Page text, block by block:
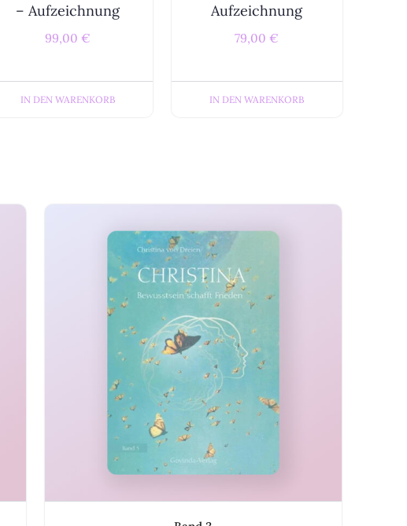
– Aufzeichnung
99,00 €
IN DEN WARENKORB
Aufzeichnung
79,00€
IN DEN WARENKORB